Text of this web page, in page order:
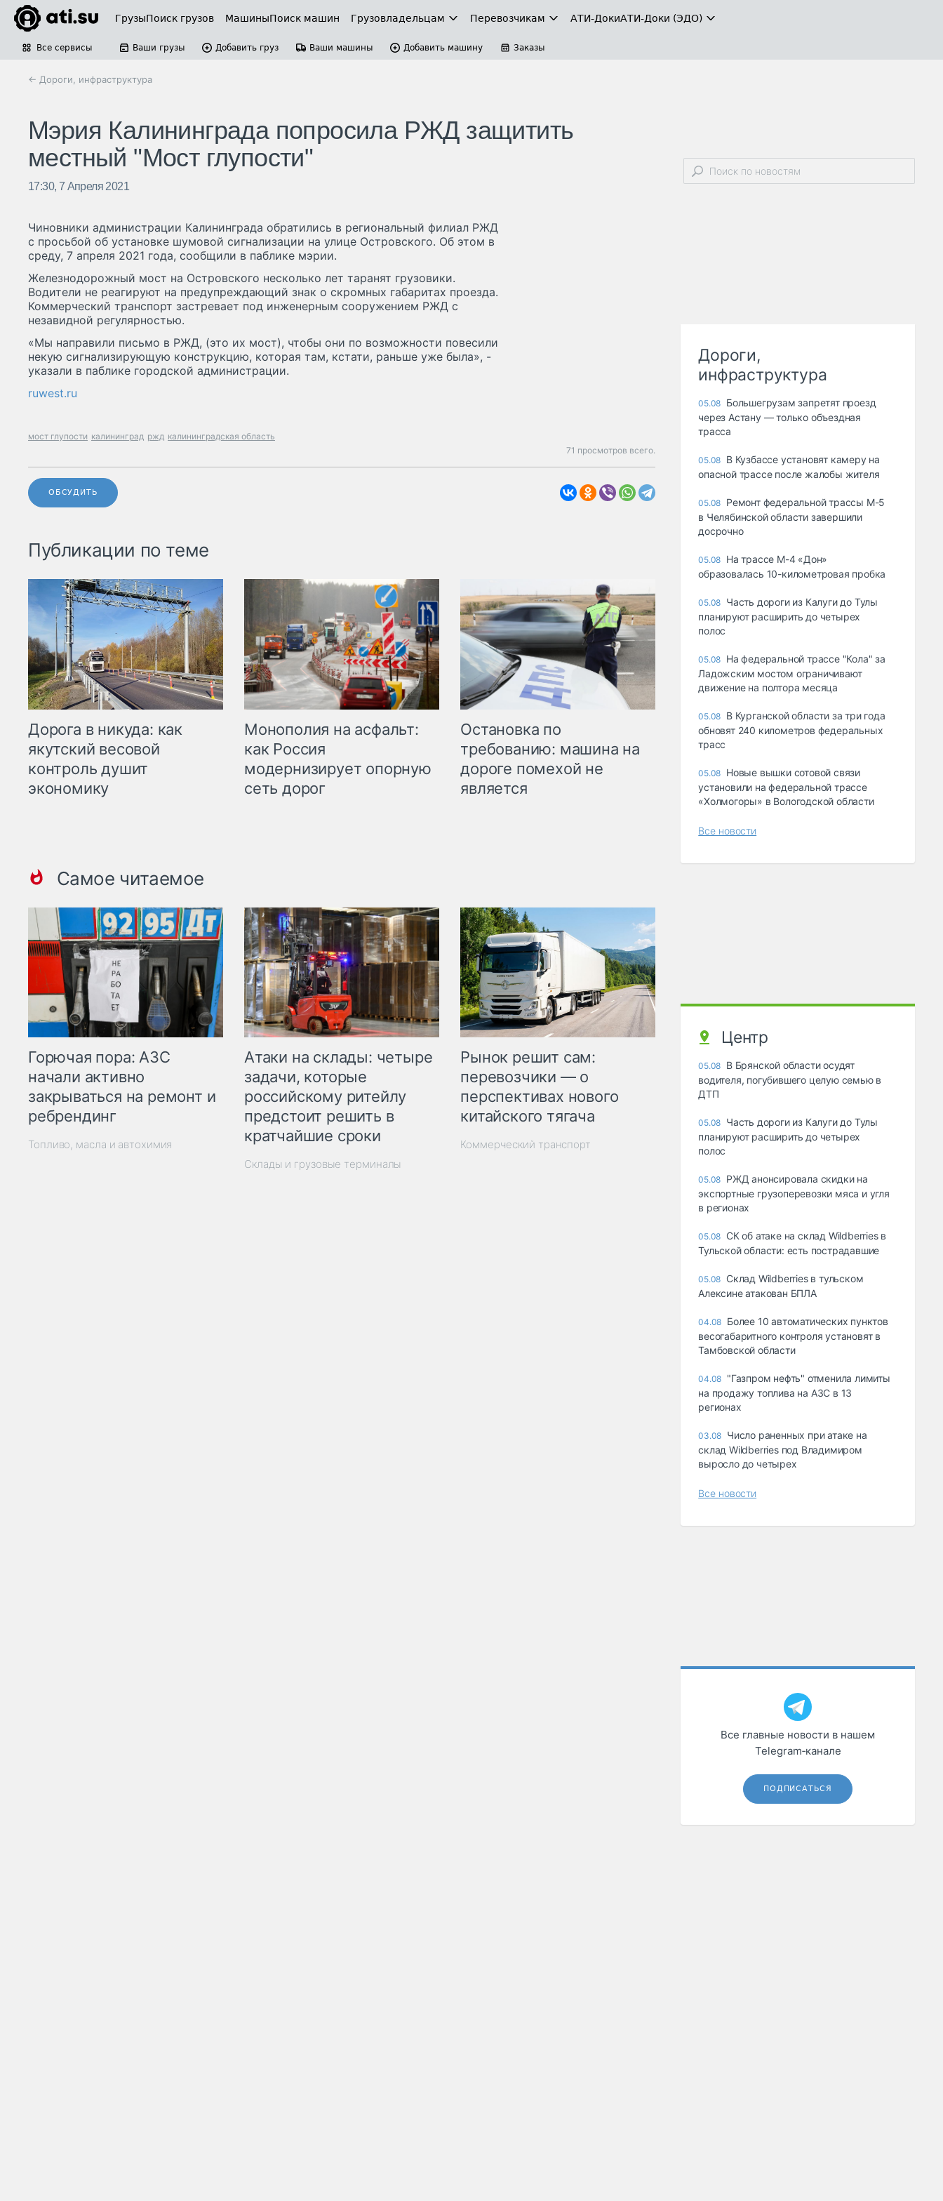
ГрузыПоиск грузов МашиныПоиск машин Грузовладельцам Перевозчикам АТИ-ДокиАТИ-Доки (ЭДО)
Все сервисы Ваши грузы Добавить груз Ваши машины Добавить машину Заказы
← Дороги, инфраструктура
Мэрия Калининграда попросила РЖД защитить
местный "Мост глупости"
17:30, 7 Апреля 2021
Чиновники администрации Калининграда обратились в региональный филиал РЖД
с просьбой об установке шумовой сигнализации на улице Островского. Об этом в
среду, 7 апреля 2021 года, сообщили в паблике мэрии.
Железнодорожный мост на Островского несколько лет таранят грузовики.
Водители не реагируют на предупреждающий знак о скромных габаритах проезда.
Коммерческий транспорт застревает под инженерным сооружением РЖД с
незавидной регулярностью.
«Мы направили письмо в РЖД, (это их мост), чтобы они по возможности повесили
некую сигнализирующую конструкцию, которая там, кстати, раньше уже была», -
указали в паблике городской администрации.
ruwest.ru
мост глупости калининград ржд калининградская область
71 просмотров всего.
ОБСУДИТЬ
Публикации по теме
Дорога в никуда: как
якутский весовой
контроль душит
экономику
Монополия на асфальт:
как Россия
модернизирует опорную
сеть дорог
Остановка по
требованию: машина на
дороге помехой не
является
Самое читаемое
Горючая пора: АЗС
начали активно
закрываться на ремонт и
ребрендинг
Топливо, масла и автохимия
Атаки на склады: четыре
задачи, которые
российскому ритейлу
предстоит решить в
кратчайшие сроки
Склады и грузовые терминалы
Рынок решит сам:
перевозчики — о
перспективах нового
китайского тягача
Коммерческий транспорт
Дороги,
инфраструктура
05.08 Большегрузам запретят проезд
через Астану — только объездная
трасса
05.08 В Кузбассе установят камеру на
опасной трассе после жалобы жителя
05.08 Ремонт федеральной трассы М-5
в Челябинской области завершили
досрочно
05.08 На трассе М-4 «Дон»
образовалась 10-километровая пробка
05.08 Часть дороги из Калуги до Тулы
планируют расширить до четырех
полос
05.08 На федеральной трассе "Кола" за
Ладожским мостом ограничивают
движение на полтора месяца
05.08 В Курганской области за три года
обновят 240 километров федеральных
трасс
05.08 Новые вышки сотовой связи
установили на федеральной трассе
«Холмогоры» в Вологодской области
Все новости
Центр
05.08 В Брянской области осудят
водителя, погубившего целую семью в
ДТП
05.08 Часть дороги из Калуги до Тулы
планируют расширить до четырех
полос
05.08 РЖД анонсировала скидки на
экспортные грузоперевозки мяса и угля
в регионах
05.08 СК об атаке на склад Wildberries в
Тульской области: есть пострадавшие
05.08 Склад Wildberries в тульском
Алексине атакован БПЛА
04.08 Более 10 автоматических пунктов
весогабаритного контроля установят в
Тамбовской области
04.08 "Газпром нефть" отменила лимиты
на продажу топлива на АЗС в 13
регионах
03.08 Число раненных при атаке на
склад Wildberries под Владимиром
выросло до четырех
Все новости
Все главные новости в нашем
Telegram‑канале
ПОДПИСАТЬСЯ